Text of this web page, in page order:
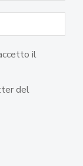
il
del